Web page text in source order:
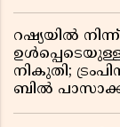
റഷ്യയിൽ
നികുതി;
ബിൽ